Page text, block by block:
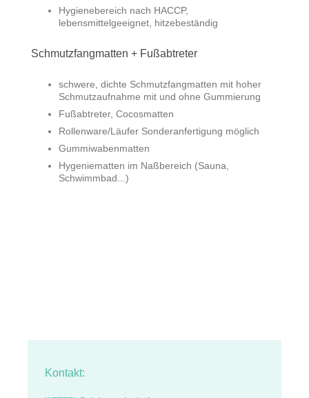
Hygienebereich nach HACCP,
lebensmittelgeeignet, hitzebeständig
Schmutzfangmatten + Fußabtreter
schwere, dichte Schmutzfangmatten mit hoher
Schmutzaufnahme mit und ohne Gummierung
Fußabtreter, Cocosmatten
Rollenware/Läufer Sonderanfertigung möglich
Gummiwabenmatten
Hygeniematten im Naßbereich (Sauna,
Schwimmbad...)
Kontakt: